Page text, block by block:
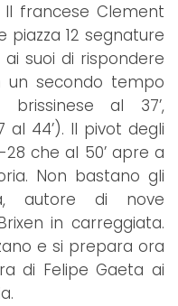
Il francese Clement
piazza 12 segnature
suoi di rispondere
un secondo tempo
al 37’,
44’). Il pivot degli
che al 50’ apre a
Non bastano gli
autore di nove
in carreggiata.
e si prepara ora
di Felipe Gaeta ai